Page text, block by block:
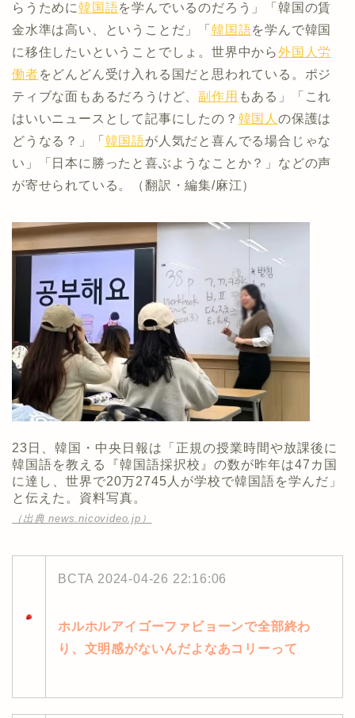
らうために韓国語を学んでいるのだろう」「韓国の賃
金水準は高い、ということだ」「韓国語を学んで韓国
に移住したいということでしょ。世界中から外国人労
働者をどんどん受け入れる国だと思われている。ポジ
ティブな面もあるだろうけど、副作用 もある」「これ
はいいニュースとして記事にしたの？ 韓国人の保護は
どうなる？」「 韓国語が人気だと喜んでる場合じゃな
い」「日本に勝ったと喜ぶようなことか？」などの声
が寄せられている。（翻訳・編集/麻江）
23日、韓国・中央日報は「正規の授業時間や放課後に
韓国語を教える『韓国語採択校』の数が昨年は47カ国
に達し、世界で20万2745人が学校で韓国語を学んだ」
と伝えた。資料写真。
（出典 news.nicovideo.jp）
BCTA 2024-04-26 22:16:06
ホルホルアイゴーファビョーンで全部終わ
り、文明感がないんだよなあコリーって